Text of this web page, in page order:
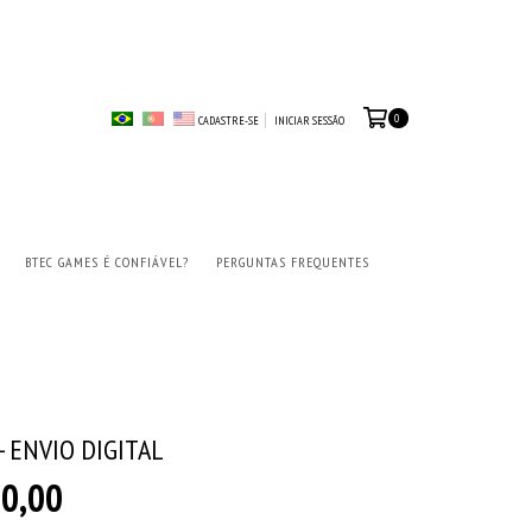
CADASTRE-SE INICIAR SESSÃO 0
BTEC GAMES É CONFIÁVEL? PERGUNTAS FREQUENTES
ENVIO DIGITAL